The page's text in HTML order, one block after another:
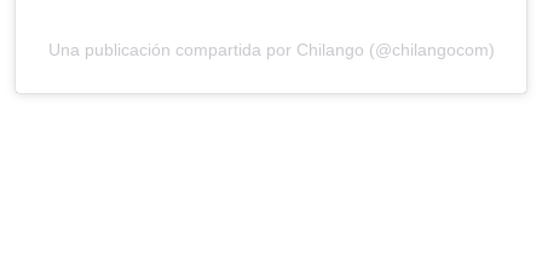
Una publicación compartida por Chilango (@chilangocom)